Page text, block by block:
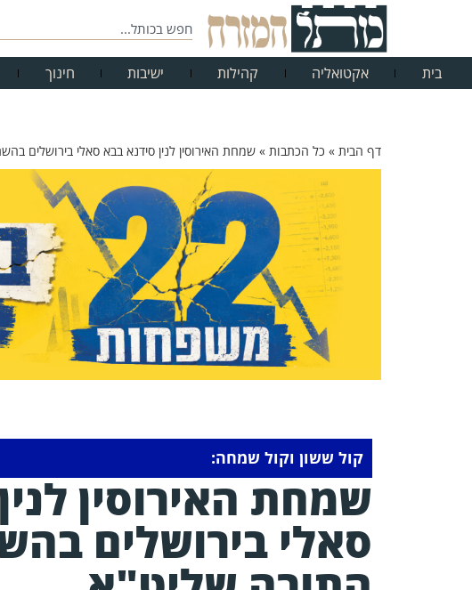
בית אקטואליה קהילות ישיבות חינוך
דף הבית » כל הכתבות » שמחת האירוסין לנין סידנא בבא סאלי בירושלים
קול ששון וקול שמחה:
שמחת האירוסין
סאלי בירושלים